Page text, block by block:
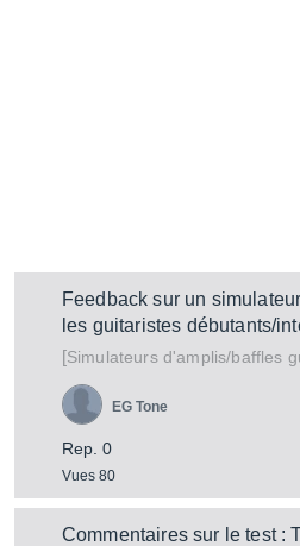
Feedback sur un
les guitaristes débutants/
[Simulateurs d'amplis/baffles
Rep. 0
Vues 80
EG Tone
Commentaires sur le test :